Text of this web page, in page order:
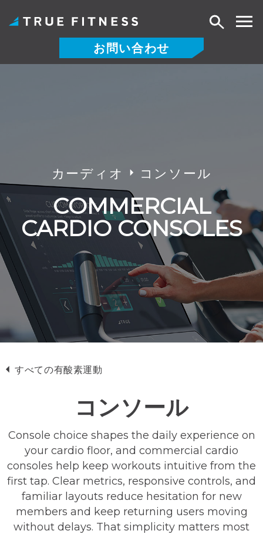
プ
お問い合わせ
検
カーディオ コンソール
COMMERCIAL
CARDIO CONSOLES
すべての有酸素運動
コンソール
Console choice shapes the daily experience on
your cardio floor, and commercial cardio
consoles help keep workouts intuitive from the
first tap. Clear metrics, responsive controls, and
familiar layouts reduce hesitation for new
members and keep returning users moving
without delays. That simplicity matters most